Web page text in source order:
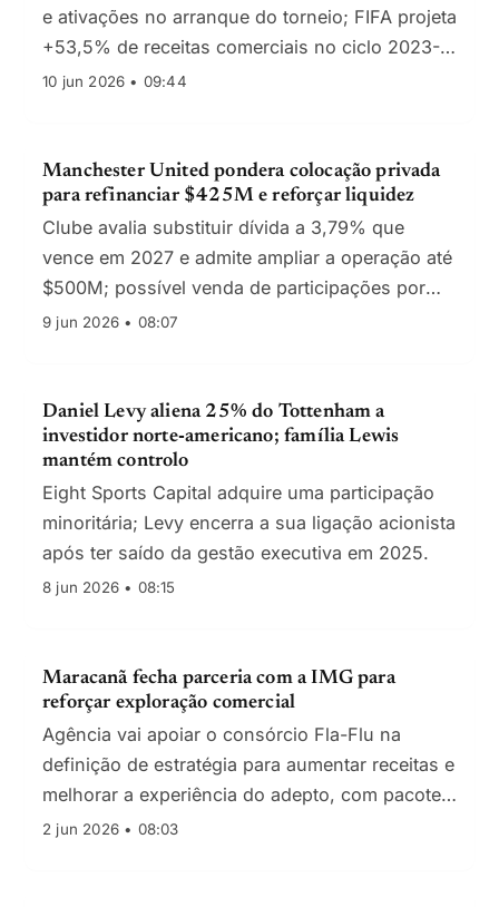
e ativações no arranque do torneio; FIFA projeta
+53,5% de receitas comerciais no ciclo 2023-
2026
10 jun 2026 • 09:44
Manchester United pondera colocação privada
para refinanciar $425M e reforçar liquidez
Clube avalia substituir dívida a 3,79% que
vence em 2027 e admite ampliar a operação até
$500M; possível venda de participações por
membros dos Glazer pode influenciar a
9 jun 2026 • 08:07
Daniel Levy aliena 25% do Tottenham a
investidor norte‑americano; família Lewis
mantém controlo
Eight Sports Capital adquire uma participação
minoritária; Levy encerra a sua ligação acionista
após ter saído da gestão executiva em 2025.
8 jun 2026 • 08:15
Maracanã fecha parceria com a IMG para
reforçar exploração comercial
Agência vai apoiar o consórcio Fla-Flu na
definição de estratégia para aumentar receitas e
melhorar a experiência do adepto, com pacotes
de serviços para eventos e marcas.
2 jun 2026 • 08:03